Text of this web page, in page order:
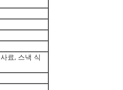
료, 스낵 식